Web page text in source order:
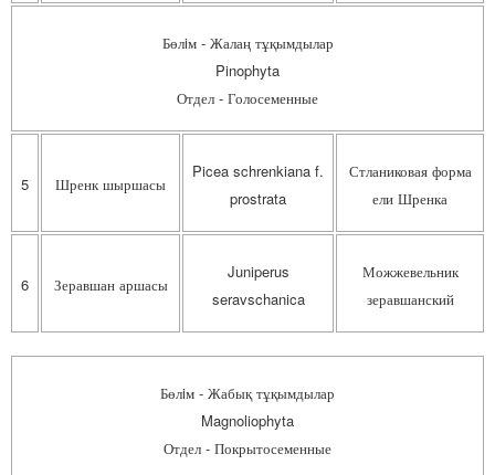
Бөлiм - Жалаң тұқымдылар
Pinophyta
Отдел - Голосеменные
5 Шренк шыршасы
Picea schrenkiana f.
prostrata
Стланиковая форма
ели Шренка
6 Зеравшан аршасы
Juniperus
seravschanica
Можжевельник
зеравшанский
Бөлiм - Жабық тұқымдылар
Magnoliophyta
Отдел - Покрытосеменные